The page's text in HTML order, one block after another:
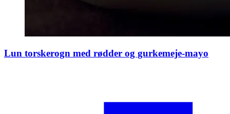
Lun torskerogn med rødder og gurkemeje-mayo